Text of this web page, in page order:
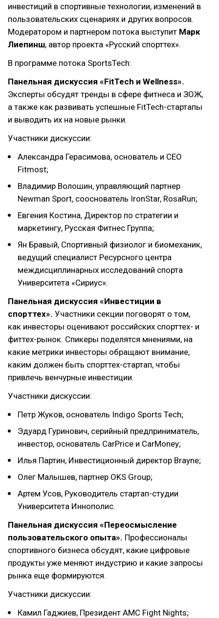
инвестиций в спортивные технологии, изменений в
пользовательских сценариях и других вопросов.
Модератором и партнером потока выступит Марк
Лиепинш, автор проекта «Русский спорттех».
В программе потока SportsTech:
Панельная дискуссия «FitTech и Wellness».
Эксперты обсудят тренды в сфере фитнеса и ЗОЖ,
а также как развивать успешные FitTech-стартапы
и выводить их на новые рынки.
Участники дискуссии:
Александра Герасимова, основатель и CEO
Fitmost;
Владимир Волошин, управляющий партнер
Newman Sport, сооснователь IronStar, RosaRun;
Евгения Костина, Директор по стратегии и
маркетингу, Русская Фитнес Группа;
Ян Бравый, Спортивный физиолог и биомеханик,
ведущий специалист Ресурсного центра
междисциплинарных исследований спорта
Университета «Сириус».
Панельная дискуссия «Инвестиции в
спорттех». Участники секции поговорят о том,
как инвесторы оценивают российских спорттех- и
фиттех-рынок. Спикеры поделятся мнениями, на
какие метрики инвесторы обращают внимание,
каким должен быть спорттех-стартап, чтобы
привлечь венчурные инвестиции.
Участники дискуссии:
Петр Жуков, основатель Indigo Sports Tech;
Эдуард Гуринович, серийный предприниматель,
инвестор, основатель CarPrice и CarMoney;
Илья Партин, Инвестиционный директор Brayne;
Олег Малышев, партнер OKS Group;
Артем Усов, Руководитель стартап-студии
Университета Иннополис.
Панельная дискуссия «Переосмысление
пользовательского опыта». Профессионалы
спортивного бизнеса обсудят, какие цифровые
продукты уже меняют индустрию и какие запросы
рынка еще формируются.
Участники дискуссии:
Камил Гаджиев, Президент AMC Fight Nights;